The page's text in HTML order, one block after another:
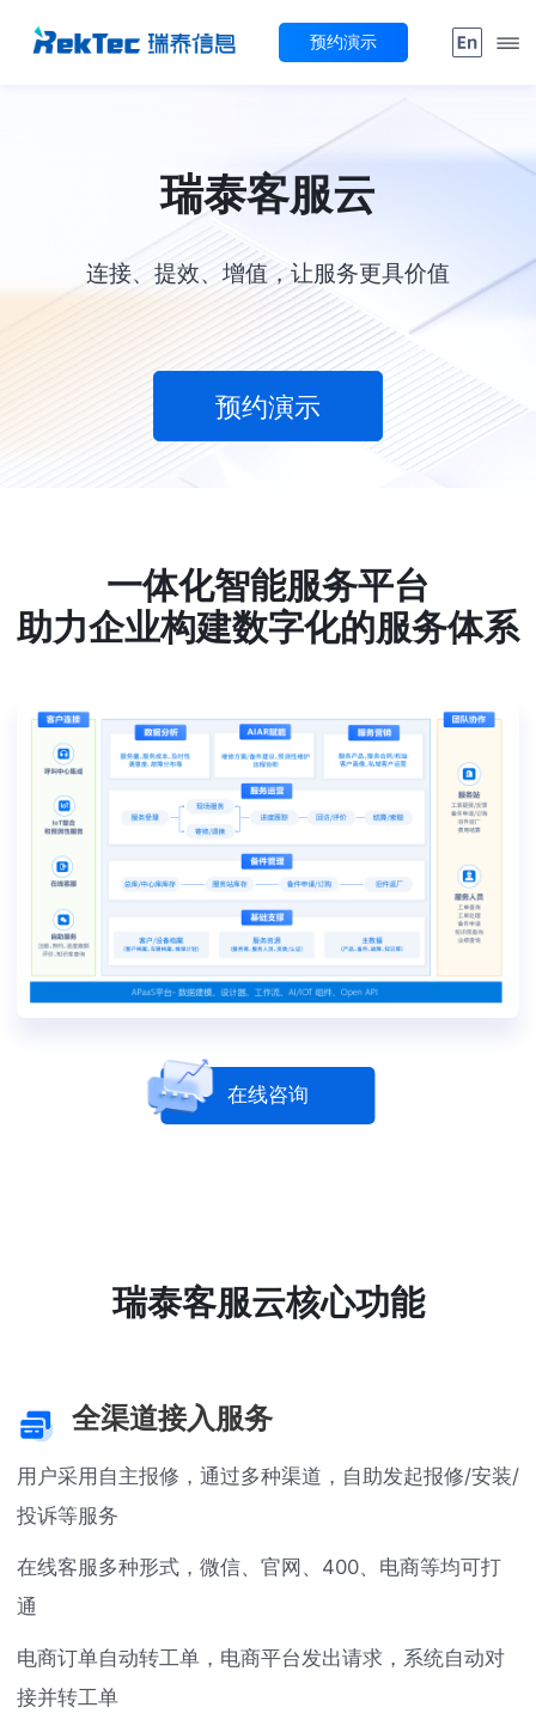
预约演示
瑞泰客服云
连接、提效、增值，让服务更具价值
预约演示
一体化智能服务平台
助力企业构建数字化的服务体系
在线咨询
瑞泰客服云核心功能
全渠道接入服务
用户采用自主报修，通过多种渠道，自助发起报修/安装/
投诉等服务
在线客服多种形式，微信、官网、400、电商等均可打
通
电商订单自动转工单，电商平台发出请求，系统自动对
接并转工单